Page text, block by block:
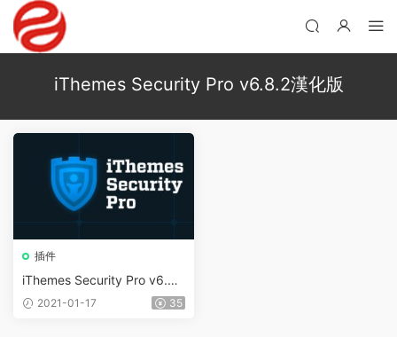
iThemes Security Pro v6.8.2漢化版
插件
iThemes Security Pro v6.8.
2 – WordPress安全防護插件
2021-01-17 35